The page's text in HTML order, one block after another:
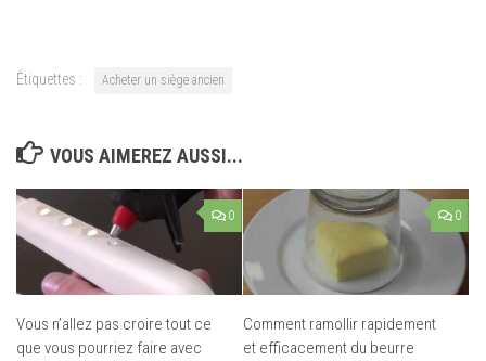
Étiquettes : Acheter un siège ancien
VOUS AIMEREZ AUSSI...
0
Vous n’allez pas croire tout ce
que vous pourriez faire avec
0
Comment ramollir rapidement
et efficacement du beurre